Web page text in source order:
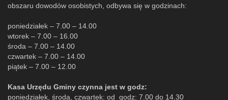
obszaru dowodów osobistych, odbywa się w godzinach:
poniedziałek – 7.00 – 14.00
wtorek – 7.00 – 16.00
środa – 7.00 – 14.00
czwartek – 7.00 – 14.00
piątek – 7.00 – 12.00
Kasa Urzędu Gminy czynna jest w godz:
poniedziałek, środa, czwartek: od godz: 7.00 do 14.30